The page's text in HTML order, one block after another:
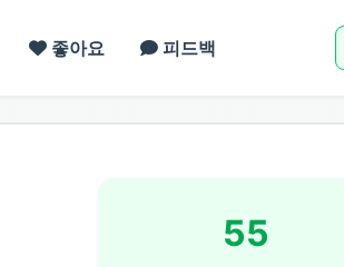
좋아요 피드백
55